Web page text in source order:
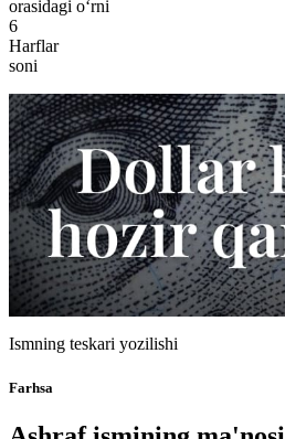
orasidagi o‘rni
6
Harflar
soni
Ismning teskari yozilishi
Farhsa